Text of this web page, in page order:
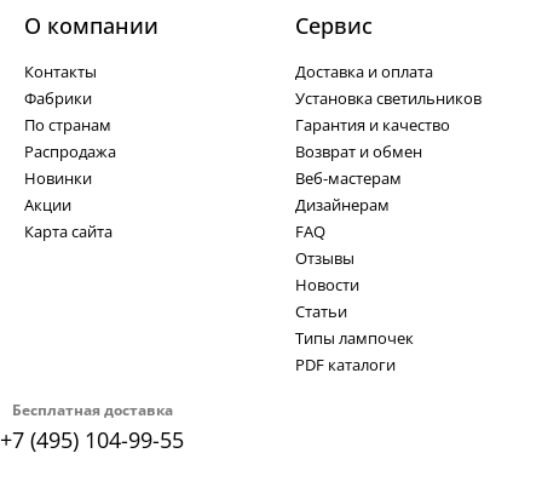
Бесплатная доставка
+7 (495) 104-99-55
О компании
Контакты
Фабрики
По странам
Распродажа
Новинки
Акции
Карта сайта
Cервис
Доставка и оплата
Установка светильников
Гарантия и качество
Возврат и обмен
Веб-мастерам
Дизайнерам
FAQ
Отзывы
Новости
Статьи
Типы лампочек
PDF каталоги